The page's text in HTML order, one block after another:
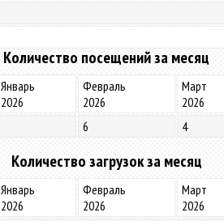
Количество посещений за месяц
Январь
2026
Февраль
2026
Март
2026
6 4
Количество загрузок за месяц
Январь
2026
Февраль
2026
Март
2026